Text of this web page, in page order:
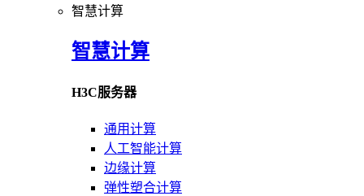
智慧计算
智慧计算
H3C服务器
通用计算
人工智能计算
边缘计算
弹性塑合计算